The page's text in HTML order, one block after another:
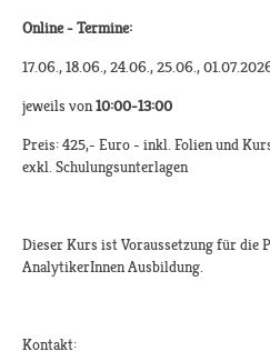
Online - Termine:
17.06., 18.06., 24.06., 25.06.,
jeweils von10:00-13:00
Preis: 425,- Euro - inkl. Folien und
exkl. Schulungsunterlagen
Dieser Kurs ist Voraussetzung für die
AnalytikerInnen Ausbildung.
Kontakt: